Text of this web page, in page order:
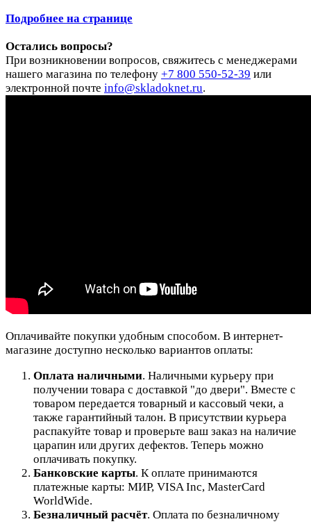
Подробнее на странице
Остались вопросы?
При возникновении вопросов, свяжитесь с менеджерами
нашего магазина по телефону +7 800 550-52-39 или
электронной почте info@skladoknet.ru.
Оплачивайте покупки удобным способом. В интернет-
магазине доступно несколько вариантов оплаты:
Оплата наличными. Наличными курьеру при
получении товара с доставкой "до двери". Вместе с
товаром передается товарный и кассовый чеки, а
также гарантийный талон. В присутствии курьера
распакуйте товар и проверьте ваш заказ на наличие
царапин или других дефектов. Теперь можно
оплачивать покупку.
Банковские карты. К оплате принимаются
платежные карты: МИР, VISA Inc, MasterCard
WorldWide.
Безналичный расчёт. Оплата по безналичному